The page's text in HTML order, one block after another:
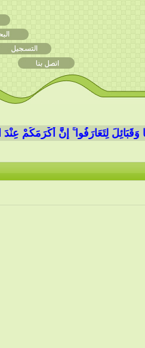
لِتَعَارَفُوا ۚ إِنَّ أَكْرَمَكُمْ عِنْدَ اللَّهِ